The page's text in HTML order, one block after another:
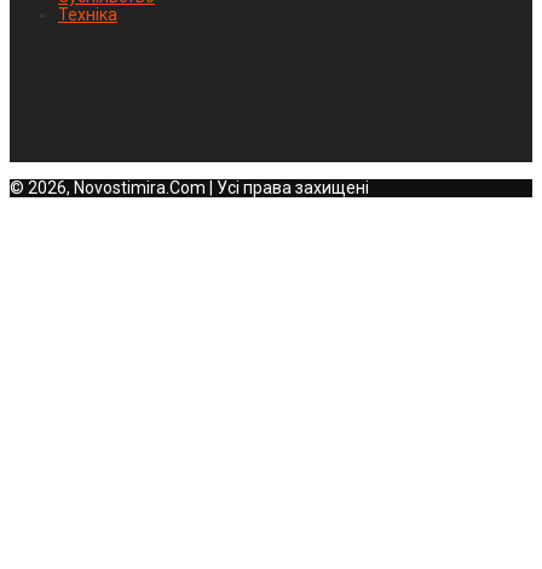
Техніка
© 2026, Novostimira.Com | Усі права захищені